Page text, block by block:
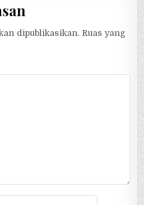
dipublikasikan. Ruas yang